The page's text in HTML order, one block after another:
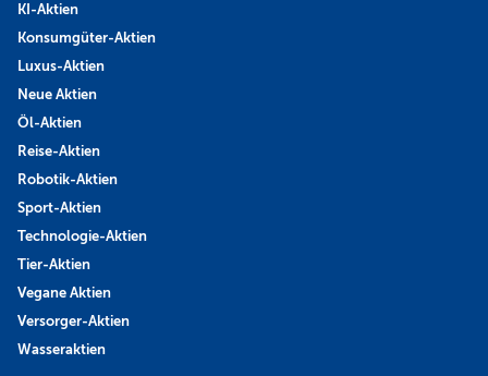
KI-Aktien
Konsumgüter-Aktien
Luxus-Aktien
Neue Aktien
Öl-Aktien
Reise-Aktien
Robotik-Aktien
Sport-Aktien
Technologie-Aktien
Tier-Aktien
Vegane Aktien
Versorger-Aktien
Wasseraktien